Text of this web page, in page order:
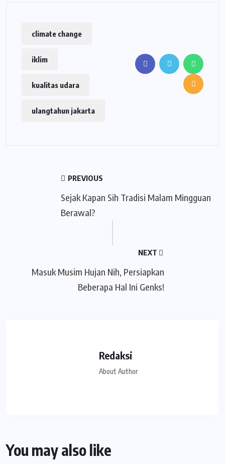
climate change
iklim
kualitas udara
ulangtahun jakarta
PREVIOUS
Sejak Kapan Sih Tradisi Malam Mingguan
Berawal?
NEXT
Masuk Musim Hujan Nih, Persiapkan
Beberapa Hal Ini Genks!
Redaksi
About Author
You may also like